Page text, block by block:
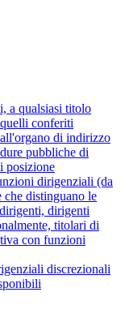
a qualsiasi titolo
conferiti
di indirizzo
pubbliche di
posizione
dirigenziali (da
che distinguano le
dirigenti
titolari di
con funzioni
discrezionali